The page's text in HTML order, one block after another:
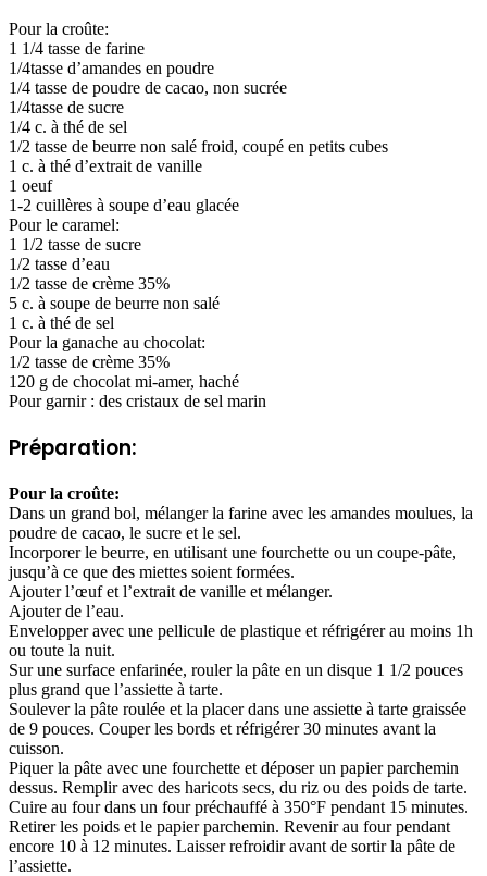
Pour la croûte:
1 1/4 tasse de farine
1/4tasse d’amandes en poudre
1/4 tasse de poudre de cacao, non sucrée
1/4tasse de sucre
1/4 c. à thé de sel
1/2 tasse de beurre non salé froid, coupé en petits cubes
1 c. à thé d’extrait de vanille
1 oeuf
1-2 cuillères à soupe d’eau glacée
Pour le caramel:
1 1/2 tasse de sucre
1/2 tasse d’eau
1/2 tasse de crème 35%
5 c. à soupe de beurre non salé
1 c. à thé de sel
Pour la ganache au chocolat:
1/2 tasse de crème 35%
120 g de chocolat mi-amer, haché
Pour garnir : des cristaux de sel marin
Préparation:
Pour la croûte:
Dans un grand bol, mélanger la farine avec les amandes moulues, la
poudre de cacao, le sucre et le sel.
Incorporer le beurre, en utilisant une fourchette ou un coupe-pâte,
jusqu’à ce que des miettes soient formées.
Ajouter l’œuf et l’extrait de vanille et mélanger.
Ajouter de l’eau.
Envelopper avec une pellicule de plastique et réfrigérer au moins 1h
ou toute la nuit.
Sur une surface enfarinée, rouler la pâte en un disque 1 1/2 pouces
plus grand que l’assiette à tarte.
Soulever la pâte roulée et la placer dans une assiette à tarte graissée
de 9 pouces. Couper les bords et réfrigérer 30 minutes avant la
cuisson.
Piquer la pâte avec une fourchette et déposer un papier parchemin
dessus. Remplir avec des haricots secs, du riz ou des poids de tarte.
Cuire au four dans un four préchauffé à 350°F pendant 15 minutes.
Retirer les poids et le papier parchemin. Revenir au four pendant
encore 10 à 12 minutes. Laisser refroidir avant de sortir la pâte de
l’assiette.